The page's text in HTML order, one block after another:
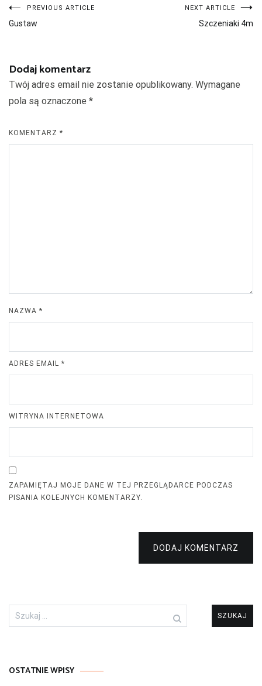
Nawigacja
PREVIOUS ARTICLE
Gustaw
NEXT ARTICLE
Szczeniaki 4m
Dodaj komentarz
Twój adres email nie zostanie opublikowany. Wymagane
pola są oznaczone *
KOMENTARZ *
NAZWA *
ADRES EMAIL *
WITRYNA INTERNETOWA
ZAPAMIĘTAJ MOJE DANE W TEJ PRZEGLĄDARCE PODCZAS
PISANIA KOLEJNYCH KOMENTARZY.
DODAJ KOMENTARZ
Szukaj:
OSTATNIE WPISY